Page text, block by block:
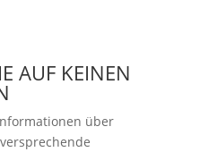
AUF KEINEN
über